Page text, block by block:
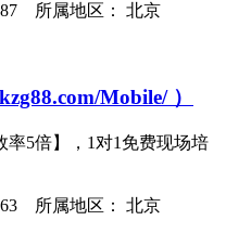
所属地区： 北京
Mobile/ ）
率5倍】，1对1免费现场培
所属地区： 北京